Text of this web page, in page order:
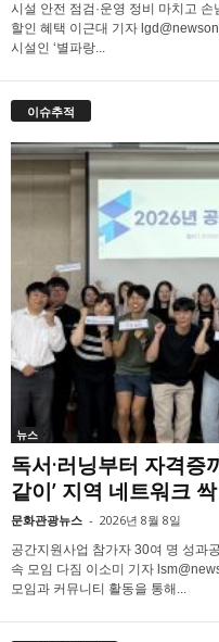
시설 안전 점검·운영 정비 마치고
할인 혜택 이근대 기자
시설인 ‘별파랑...
이슈추적
뉴스
독서·러닝부터 자격
같이’ 지역 네트워크
문화관광뉴스 - 2026년 8월 8일
공간지원사업 참가자 30여 명 성과
속 모임 다짐 이소미 기자
모임과 커뮤니티 활동을 통해...